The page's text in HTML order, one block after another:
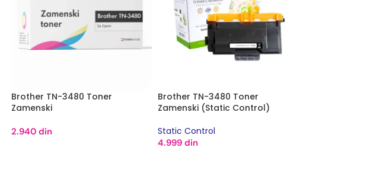
Brother TN-3480 Toner
Zamenski
2.940din
Brother TN-3480 Toner
Zamenski (Static Control)
Static Control
4.999 din